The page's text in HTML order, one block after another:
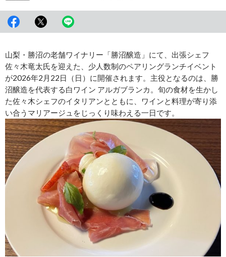
山梨・勝沼の老舗ワイナリー「勝沼醸造」にて、出張シェフ
佐々木竜太氏を迎えた、少人数制のペアリングランチイベント
が2026年2月22日（日）に開催されます。主役となるのは、勝
沼醸造を代表する白ワイン アルガブランカ。旬の食材を生かし
た佐々木シェフのイタリアンとともに、ワインと料理が寄り添
い合うマリアージュをじっくり味わえる一日です。